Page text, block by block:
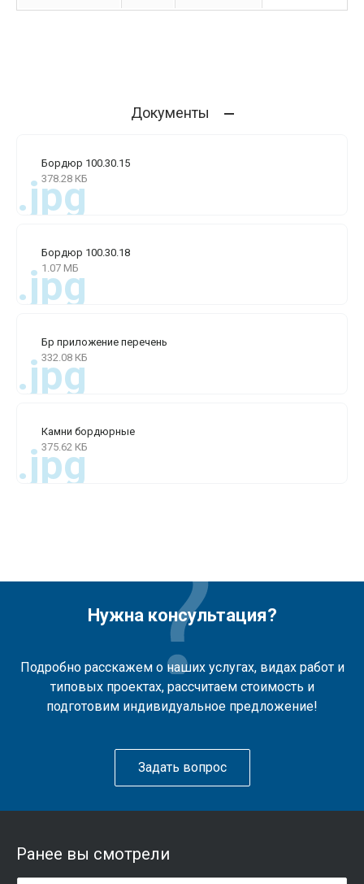
Документы
Бордюр 100.30.15
378.28 КБ
.jpg
Бордюр 100.30.18
1.07 МБ
.jpg
Бр приложение перечень
332.08 КБ
.jpg
Камни бордюрные
375.62 КБ
.jpg
Нужна консультация?
Подробно расскажем о наших услугах, видах работ и
типовых проектах, рассчитаем стоимость и
подготовим индивидуальное предложение!
Задать вопрос
Ранее вы смотрели